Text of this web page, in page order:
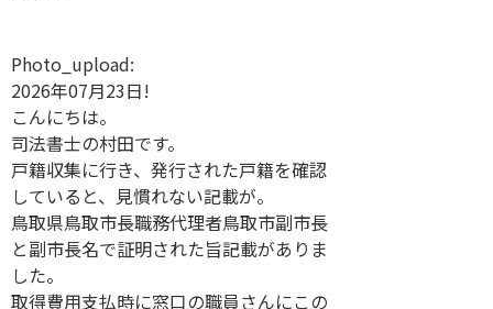
Photo_upload:
2026年07月23日!
こんにちは。
司法書士の村田です。
戸籍収集に行き、発行された戸籍を確認
していると、見慣れない記載が。
鳥取県鳥取市長職務代理者鳥取市副市長
と副市長名で証明された旨記載がありま
した。
取得費用支払時に窓口の職員さんにこの